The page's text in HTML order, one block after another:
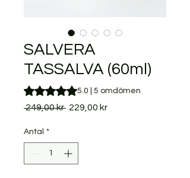
SALVERA
TASSALVA (60ml)
Betyget är 5.0 av fem stjärnor baserat
5.0 | 5 omdömen
249,00 kr Ordinarie
229,00 krReapris
Antal *